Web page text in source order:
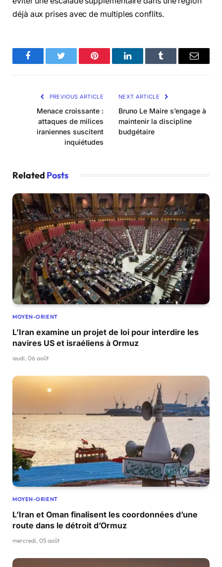
déjà aux prises avec de multiples conflits.
FacebookTwitter Pinterest LinkedInTumblr Email
PREVIOUS ARTICLE
Menace croissante :
attaques de milices
iraniennes suscitent
inquiétudes
NEXT ARTICLE
Bruno Le Maire s’engage à
maintenir la discipline
budgétaire
Related Posts
MOYEN-ORIENT
L’Iran examine un projet de loi pour interdire les
navires US et israéliens à Ormuz
jeudi, 06 août
MOYEN-ORIENT
L’Iran et Oman finalisent les coordonnées d’une
route dans le détroit d’Ormuz
mercredi, 05 août